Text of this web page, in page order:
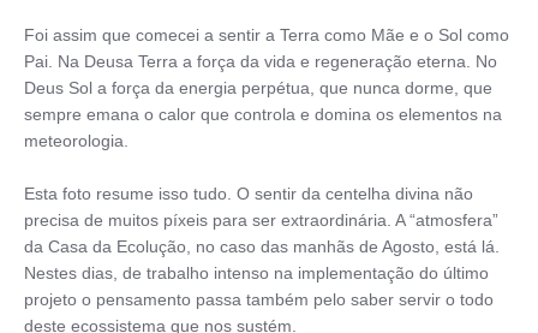
Foi assim que comecei a sentir a Terra como Mãe e o Sol como
Pai. Na Deusa Terra a força da vida e regeneração eterna. No
Deus Sol a força da energia perpétua, que nunca dorme, que
sempre emana o calor que controla e domina os elementos na
meteorologia.
Esta foto resume isso tudo. O sentir da centelha divina não
precisa de muitos píxeis para ser extraordinária. A “atmosfera”
da Casa da Ecolução, no caso das manhãs de Agosto, está lá.
Nestes dias, de trabalho intenso na implementação do último
projeto o pensamento passa também pelo saber servir o todo
deste ecossistema que nos sustém.